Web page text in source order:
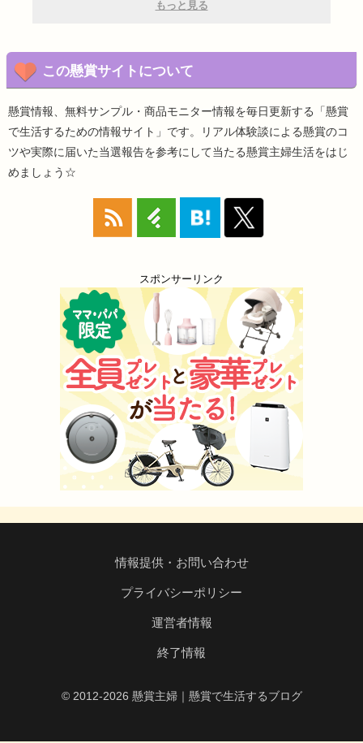
もっと見る
この懸賞サイトについて
懸賞情報、無料サンプル・商品モニター情報を毎日更新する「懸賞
で生活するための情報サイト」です。リアル体験談による懸賞のコ
ツや実際に届いた当選報告を参考にして当たる懸賞主婦生活をはじ
めましょう☆
スポンサーリンク
情報提供・お問い合わせ
プライバシーポリシー
運営者情報
終了情報
© 2012-2026 懸賞主婦｜懸賞で生活するブログ